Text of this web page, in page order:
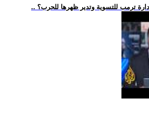
ترمب للتسوية وتدير ظهرها للحرب؟